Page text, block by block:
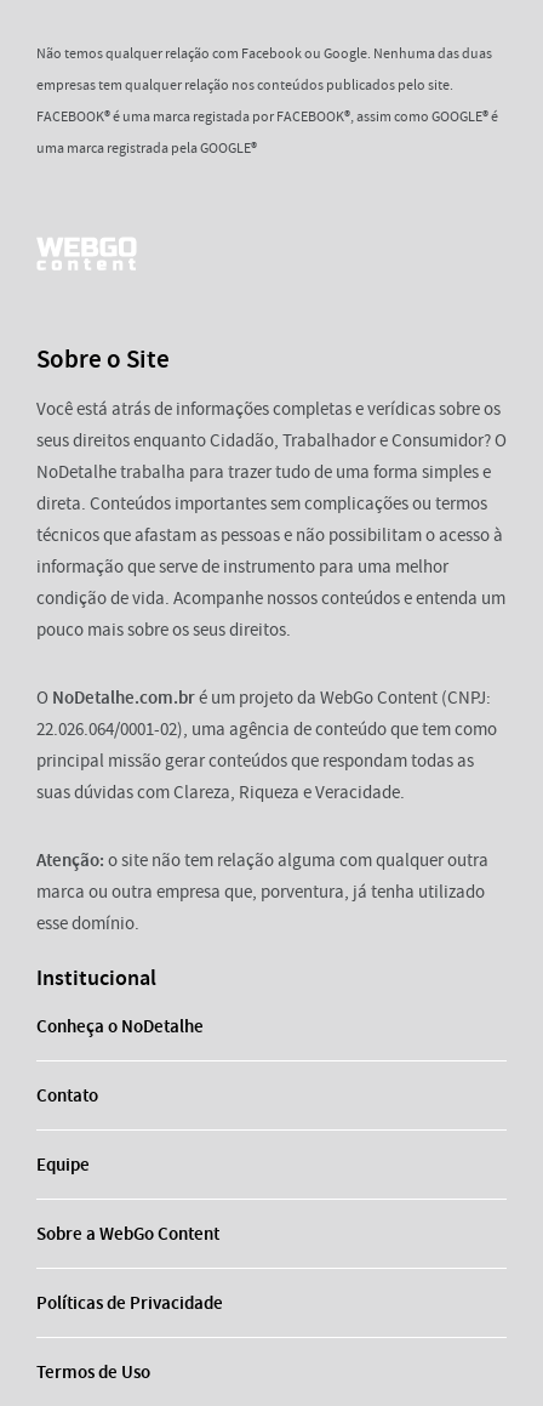
Não temos qualquer relação com Facebook ou Google. Nenhuma das duas
empresas tem qualquer relação nos conteúdos publicados pelo site.
FACEBOOK® é uma marca registada por FACEBOOK®, assim como GOOGLE® é
uma marca registrada pela GOOGLE®
Sobre o Site
Você está atrás de informações completas e verídicas sobre os
seus direitos enquanto Cidadão, Trabalhador e Consumidor? O
NoDetalhe trabalha para trazer tudo de uma forma simples e
direta. Conteúdos importantes sem complicações ou termos
técnicos que afastam as pessoas e não possibilitam o acesso à
informação que serve de instrumento para uma melhor
condição de vida. Acompanhe nossos conteúdos e entenda um
pouco mais sobre os seus direitos.
O NoDetalhe.com.bré um projeto da WebGo Content (CNPJ:
22.026.064/0001-02), uma agência de conteúdo que tem como
principal missão gerar conteúdos que respondam todas as
suas dúvidas com Clareza, Riqueza e Veracidade.
Atenção: o site não tem relação alguma com qualquer outra
marca ou outra empresa que, porventura, já tenha utilizado
esse domínio.
Institucional
Conheça o NoDetalhe
Contato
Equipe
Sobre a WebGo Content
Políticas de Privacidade
Termos de Uso